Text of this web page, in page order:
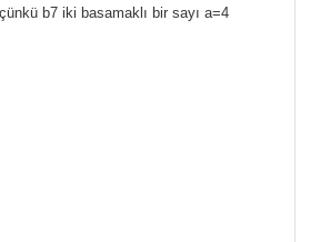
b7 iki basamaklı bir sayı a=4